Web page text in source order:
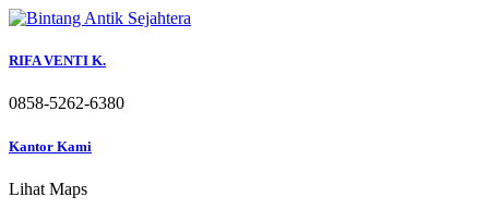
Skip
content
RIFA VENTI K.
0858-5262-6380
Kantor Kami
Lihat Maps